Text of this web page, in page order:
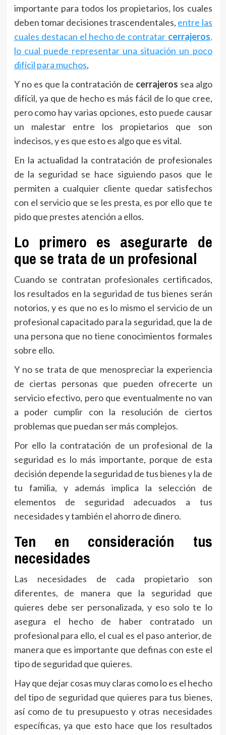
importante para todos los propietarios, los cuales
deben tomar decisiones trascendentales, entre las
cuales destacan el hecho de contratar cerrajeros,
lo cual puede representar una situación un poco
difícil para muchos,
Y no es que la contratación de cerrajeros sea algo
difícil, ya que de hecho es más fácil de lo que cree,
pero como hay varias opciones, esto puede causar
un malestar entre los propietarios que son
indecisos, y es que esto es algo que es vital.
En la actualidad la contratación de profesionales
de la seguridad se hace siguiendo pasos que le
permiten a cualquier cliente quedar satisfechos
con el servicio que se les presta, es por ello que te
pido que prestes atención a ellos.
Lo primero es asegurarte de
que se trata de un profesional
Cuando se contratan profesionales certificados,
los resultados en la seguridad de tus bienes serán
notorios, y es que no es lo mismo el servicio de un
profesional capacitado para la seguridad, que la de
una persona que no tiene conocimientos formales
sobre ello.
Y no se trata de que menospreciar la experiencia
de ciertas personas que pueden ofrecerte un
servicio efectivo, pero que eventualmente no van
a poder cumplir con la resolución de ciertos
problemas que puedan ser más complejos.
Por ello la contratación de un profesional de la
seguridad es lo más importante, porque de esta
decisión depende la seguridad de tus bienes y la de
tu familia, y además implica la selección de
elementos de seguridad adecuados a tus
necesidades y también el ahorro de dinero.
Ten en consideración tus
necesidades
Las necesidades de cada propietario son
diferentes, de manera que la seguridad que
quieres debe ser personalizada, y eso solo te lo
asegura el hecho de haber contratado un
profesional para ello, el cual es el paso anterior, de
manera que es importante que definas con este el
tipo de seguridad que quieres.
Hay que dejar cosas muy claras como lo es el hecho
del tipo de seguridad que quieres para tus bienes,
así como de tu presupuesto y otras necesidades
específicas, ya que esto hace que los resultados